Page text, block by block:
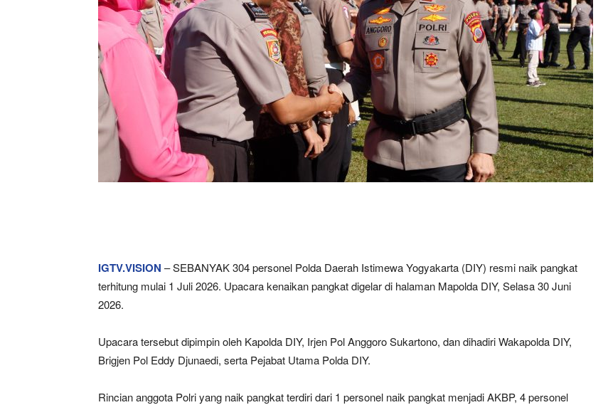
IGTV.VISION – SEBANYAK 304 personel Polda Daerah Istimewa Yogyakarta (DIY) resmi naik pangkat
terhitung mulai 1 Juli 2026. Upacara kenaikan pangkat digelar di halaman Mapolda DIY, Selasa 30 Juni
2026.
Upacara tersebut dipimpin oleh Kapolda DIY, Irjen Pol Anggoro Sukartono, dan dihadiri Wakapolda DIY,
Brigjen Pol Eddy Djunaedi, serta Pejabat Utama Polda DIY.
Rincian anggota Polri yang naik pangkat terdiri dari 1 personel naik pangkat menjadi AKBP, 4 personel